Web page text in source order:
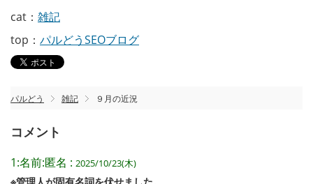
cat： 雑記
top： パルどうSEOブログ
パルどう 雑記 ９月の近況
コメント
1:名前:匿名 : 2025/10/23(木)